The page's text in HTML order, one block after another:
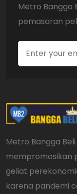
Metro Bangga
pemasaran
Metro Bangga
mempromosikan
geliat
karena pandemi